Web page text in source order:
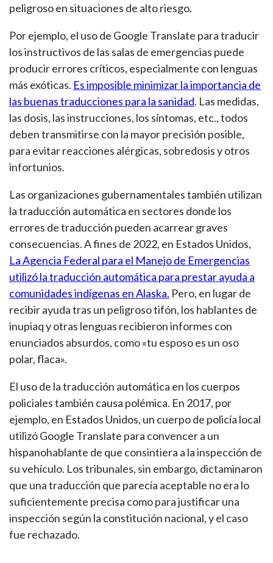
peligroso en situaciones de alto riesgo.
Por ejemplo, el uso de Google Translate para traducir
los instructivos de las salas de emergencias puede
producir errores críticos, especialmente con lenguas
más exóticas. Es imposible minimizar la importancia de
las buenas traducciones para la sanidad. Las medidas,
las dosis, las instrucciones, los síntomas, etc., todos
deben transmitirse con la mayor precisión posible,
para evitar reacciones alérgicas, sobredosis y otros
infortunios.
Las organizaciones gubernamentales también utilizan
la traducción automática en sectores donde los
errores de traducción pueden acarrear graves
consecuencias. A fines de 2022, en Estados Unidos,
La Agencia Federal para el Manejo de Emergencias
utilizó la traducción automática para prestar ayuda a
comunidades indígenas en Alaska. Pero, en lugar de
recibir ayuda tras un peligroso tifón, los hablantes de
inupiaq y otras lenguas recibieron informes con
enunciados absurdos, como «tu esposo es un oso
polar, flaca».
El uso de la traducción automática en los cuerpos
policiales también causa polémica. En 2017, por
ejemplo, en Estados Unidos, un cuerpo de policía local
utilizó Google Translate para convencer a un
hispanohablante de que consintiera a la inspección de
su vehículo. Los tribunales, sin embargo, dictaminaron
que una traducción que parecía aceptable no era lo
suficientemente precisa como para justificar una
inspección según la constitución nacional, y el caso
fue rechazado.